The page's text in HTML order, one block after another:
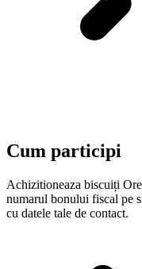
Cum participi
Achizitioneaza biscuiți
numarul bonului fiscal pe
cu datele tale de contact.